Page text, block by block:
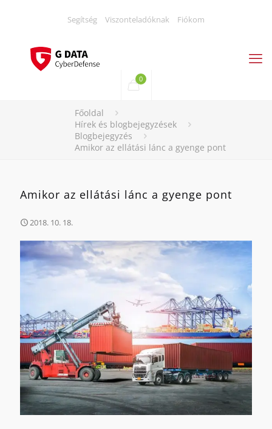
Segítség Viszonteladóknak Fiókom
0
Főoldal
Hírek és blogbejegyzések
Blogbejegyzés
Amikor az ellátási lánc a gyenge pont
Amikor az ellátási lánc a gyenge pont
2018. 10. 18.